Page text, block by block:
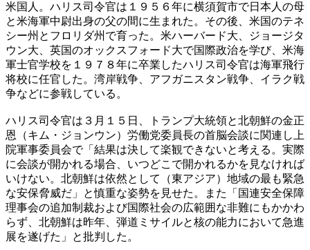
米国人。ハリス司令官は１９５６年に横須賀市で日本人の母
と米海軍中尉出身の父の間に生まれた。その後、米国のテネ
シー州とフロリダ州で育った。米ハーバード大、ジョージタ
ウン大、英国のオックスフォード大で国際政治を学び、米海
軍士官学校を１９７８年に卒業したハリス司令官は海軍飛行
将校に任官した。湾岸戦争、アフガニスタン戦争、イラク戦
争などに参戦している。
ハリス司令官は３月１５日、トランプ大統領と北朝鮮の金正
恩（キム・ジョンウン）労働党委員長の首脳会談に関連し上
院軍事委員会で「結果は決して楽観できないと考える。実際
に会談が開かれる場合、いつどこで開かれるかを見なければ
いけない。北朝鮮は依然として（東アジア）地域の最も緊急
な安保脅威だ」と慎重な姿勢を見せた。また「国連安全保障
理事会の追加制裁および国際社会の広範囲な非難にもかかわ
らず、北朝鮮は昨年、弾道ミサイルと核の能力において急進
展を遂げた」と批判した。